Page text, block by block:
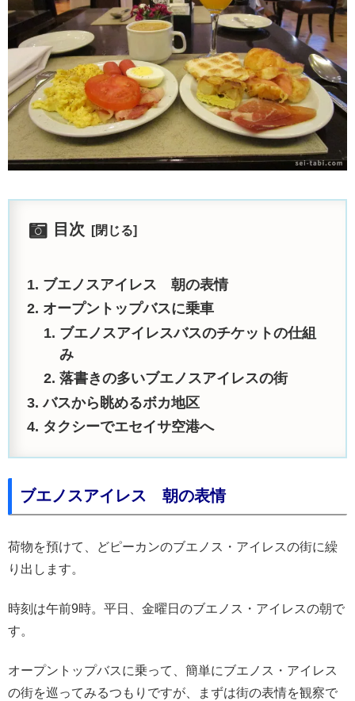
目次
ブエノスアイレス 朝の表情
オープントップバスに乗車
ブエノスアイレスバスのチケットの仕組
み
落書きの多いブエノスアイレスの街
バスから眺めるボカ地区
タクシーでエセイサ空港へ
ブエノスアイレス 朝の表情
荷物を預けて、どピーカンのブエノス・アイレスの街に繰
り出します。
時刻は午前9時。平日、金曜日のブエノス・アイレスの朝で
す。
オープントップバスに乗って、簡単にブエノス・アイレス
の街を巡ってみるつもりですが、まずは街の表情を観察で